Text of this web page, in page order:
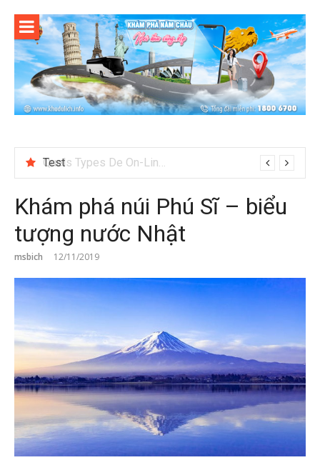
content
Test
Khám phá núi Phú Sĩ – biểu
tượng nước Nhật
msbich 12/11/2019